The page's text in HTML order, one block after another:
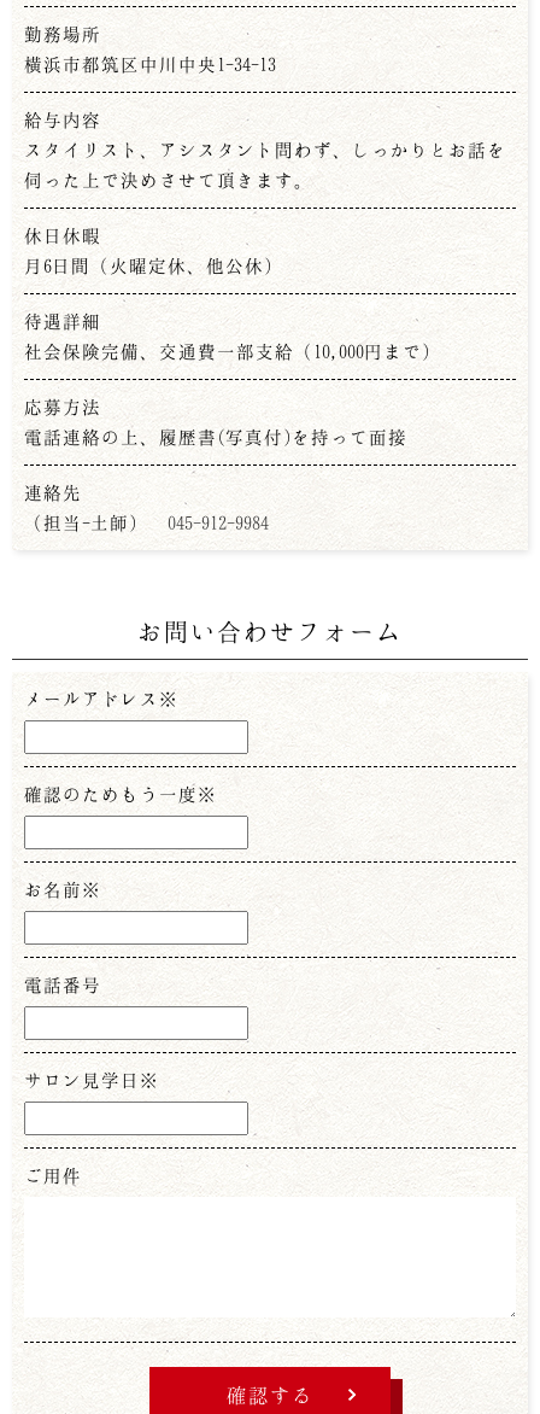
勤務場所
横浜市都筑区中川中央1-34-13
給与内容
スタイリスト、アシスタント問わず、しっかりとお話を
伺った上で決めさせて頂きます。
休日休暇
月6日間（火曜定休、他公休）
待遇詳細
社会保険完備、交通費一部支給（10,000円まで）
応募方法
電話連絡の上、履歴書(写真付)を持って面接
連絡先
（担当-土師） 045-912-9984
お問い合わせフォーム
メールアドレス※
確認のためもう一度※
お名前※
電話番号
サロン見学日※
ご用件